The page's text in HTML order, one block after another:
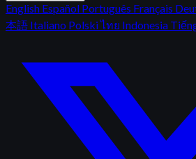
English Español Português Français
本語 Italiano Polskiไทย Indonesia